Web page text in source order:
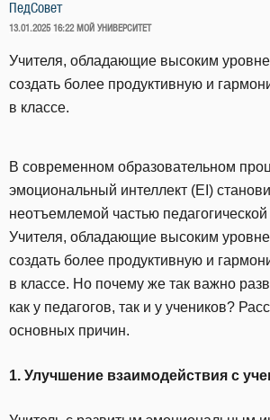
ПедСовет
ОПУБЛИКОВАНО
13.01.2025 16:22 МОЙ УНИВЕРСИТЕТ
Учителя, обладающие высоким
создать более продуктивную и
в классе.
В современном образовательном
эмоциональный интеллект (EI)
неотъемлемой частью педагогической
Учителя, обладающие высоким
создать более продуктивную и
в классе. Но почему же так важно
как у педагогов, так и у учеников?
основных причин.
1. Улучшение взаимодействия с